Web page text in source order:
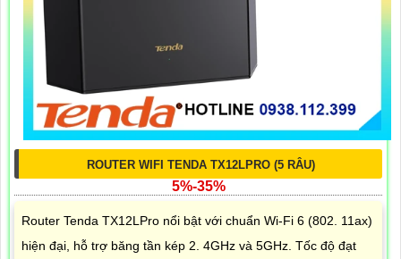
ROUTER WIFI TENDA TX12LPRO (5 RÂU)
5%-35%
Router Tenda TX12LPro nổi bật với chuẩn Wi-Fi 6 (802. 11ax)
hiện đại, hỗ trợ băng tần kép 2. 4GHz và 5GHz. Tốc độ đạt